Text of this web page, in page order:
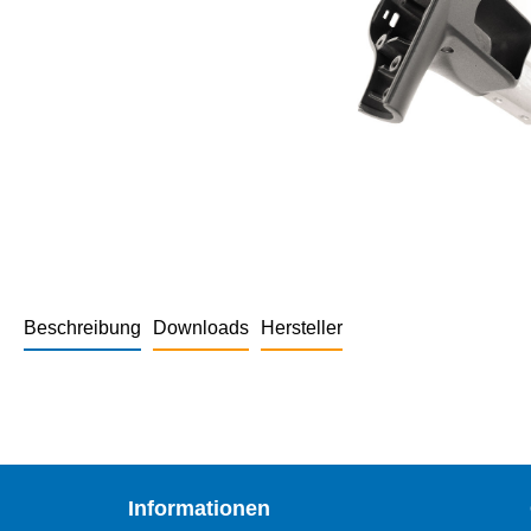
Beschreibung Downloads Hersteller
Informationen